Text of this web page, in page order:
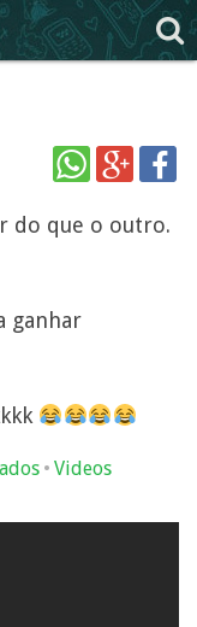
do que o outro.
ganhar
• Videos